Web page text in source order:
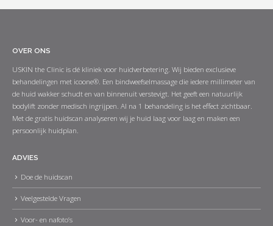
OVER ONS
USKIN the Clinic is dé kliniek voor huidverbetering. Wij bieden exclusieve
behandelingen met icoone®. Een bindweefselmassage die iedere millimeter van
de huid wakker schudt en van binnenuit verstevigt. Het geeft een natuurlijk
bodylift zonder medisch ingrijpen. Al na 1 behandeling is het effect zichtbaar.
Met de gratis huidscan analyseren wij je huid laag voor laag en maken een
persoonlijk huidplan.
ADVIES
Doe de huidscan
Veelgestelde Vragen
Voor- en nafoto’s